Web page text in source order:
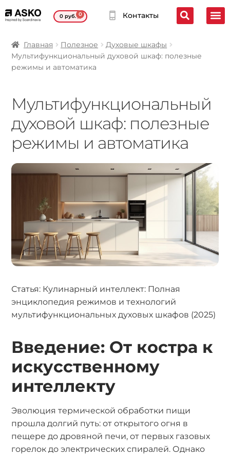
0руб. 0 Контакты
Главная Полезное
Духовые шкафы
Мультифункциональный духовой шкаф: полезные
режимы и автоматика
Мультифункциональный
духовой шкаф: полезные
режимы и автоматика
Статья: Кулинарный интеллект: Полная
энциклопедия режимов и технологий
мультифункциональных духовых шкафов (2025)
Введение: От костра к
искусственному
интеллекту
Эволюция термической обработки пищи
прошла долгий путь: от открытого огня в
пещере до дровяной печи, от первых газовых
горелок до электрических спиралей. Однако